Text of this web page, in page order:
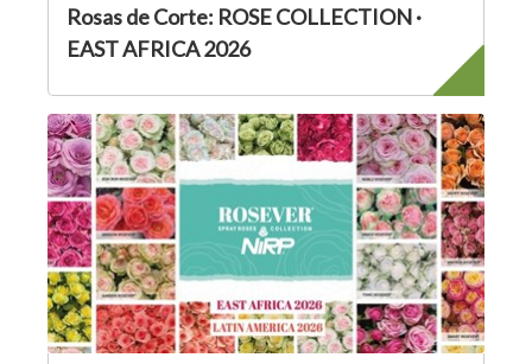
Rosas de Corte: ROSE COLLECTION ·
EAST AFRICA 2026